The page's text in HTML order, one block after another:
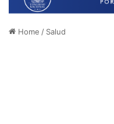
Home / Salud